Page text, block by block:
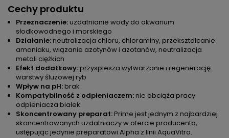
Cechy produktu
Przeznaczenie:uzdatnianie wody do akwarium
słodkowodnego i morskiego
Działanie:neutralizacja chloru, chloraminy, przekształcanie
amoniaku, wiązanie azotynów i azotanów, neutralizacja
metali ciężkich
Efekt dodatkowy:przyspiesza wytwarzanie i regenerację
warstwy śluzowej ryb
Wpływ na pH:brak
Kompatybilność z odpieniaczem:nie obciąża pracy
odpieniacza białek
Skoncentrowany preparat:Prime jest jednym z najbardziej
skoncentrowanych uzdatniaczy w ofercie producenta,
ustępując jedynie preparatowi Alpha z linii AquaVitro.